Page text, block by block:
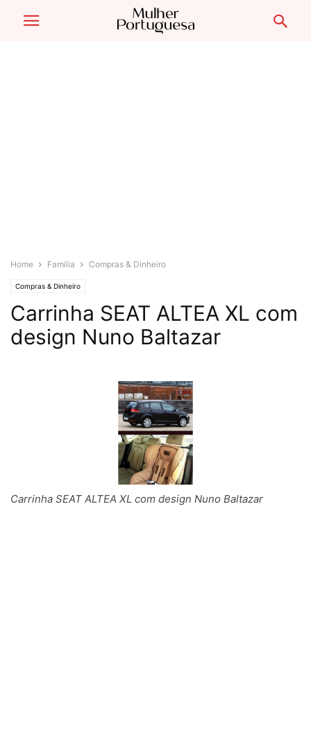
Home Família Compras & Dinheiro
Compras & Dinheiro
Carrinha SEAT ALTEA XL com
design Nuno Baltazar
Carrinha SEAT ALTEA XL com design Nuno Baltazar